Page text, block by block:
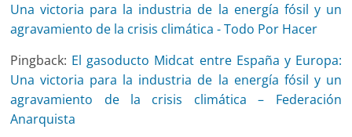
Una victoria para la industria de la energía fósil y un
agravamiento de la crisis climática - Todo Por Hacer
Pingback: El gasoducto Midcat entre España y Europa:
Una victoria para la industria de la energía fósil y un
agravamiento de la crisis climática – Federación
Anarquista